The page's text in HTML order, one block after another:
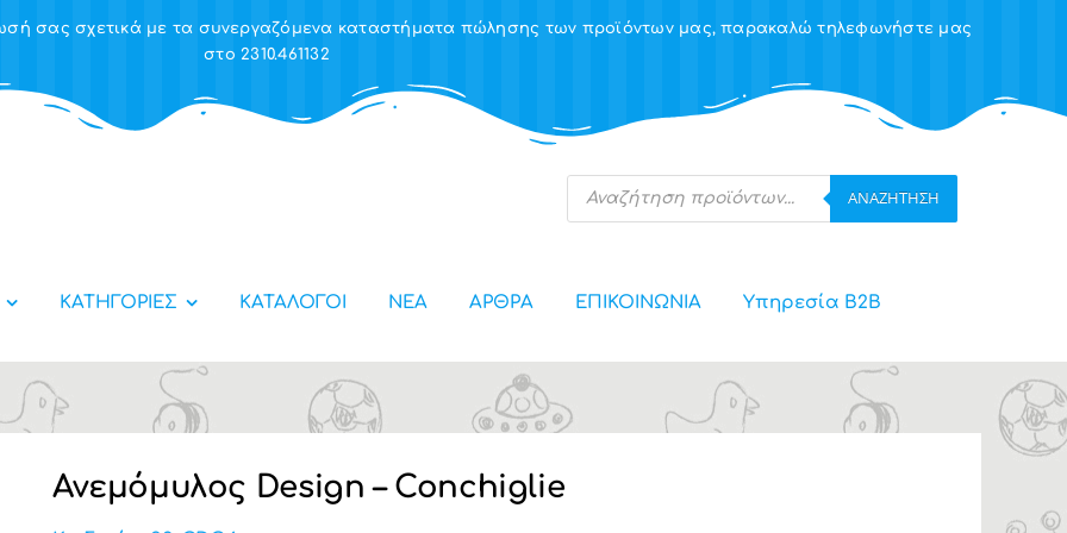
σας σχετικά με τα συνεργαζόμενα καταστήματα πώλησης των προϊόντων μας, παρακαλώ τηλεφωνήστε μας
στο 2310.461132
Products
search
ΑΝΑΖΉΤΗΣΗ
ΚΑΤΗΓΟΡΙΕΣ ΚΑΤΑΛΟΓΟΙ ΝΕΑ ΑΡΘΡΑ ΕΠΙΚΟΙΝΩΝΙΑ Υπηρεσία Β2Β
Ανεμόμυλος Design – Conchiglie